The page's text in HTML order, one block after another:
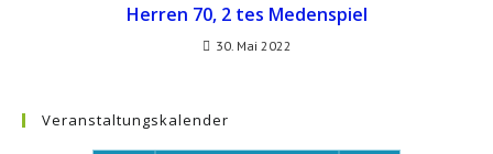
Herren 70, 2 tes Medenspiel
30. Mai 2022
Veranstaltungskalender